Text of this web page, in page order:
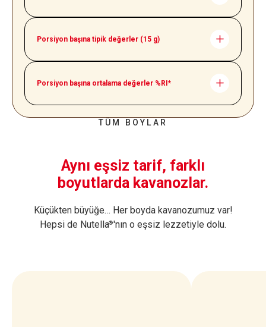
Enerji 2252 kJ | 539 kcal
Yağlar 30.9 g
57.5 g
Protein 6.3 g
Porsiyon başına tipik değerler (15 g)
Enerji 336 kJ | 80 kcal
Yağlar 4.6 g
0.016 g
Porsiyon başına ortalama değerler %RI*
Enerji %4
Karbonhidratlar
(Şekerler)
Protein %2
Tuz %0
TÜM BOYLAR
Aynı eşsiz tarif, farklı
boyutlarda kavanozlar.
Küçükten büyüğe… Her boyda kavanozumuz var!
Hepsi de Nutella®'nın o eşsiz lezzetiyle dolu.